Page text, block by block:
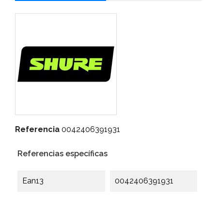
Referencia 0042406391931
Referencias específicas
Ean13 0042406391931